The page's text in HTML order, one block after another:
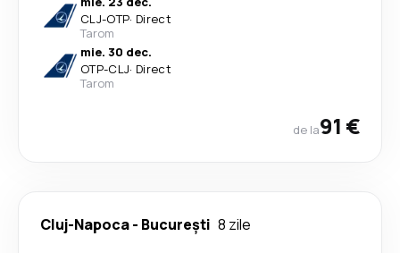
CLJ-OTP· Direct
Tarom
mie. 30 dec.
OTP-CLJ· Direct
Tarom
de la91 €
Cluj-Napoca- București 8 zile